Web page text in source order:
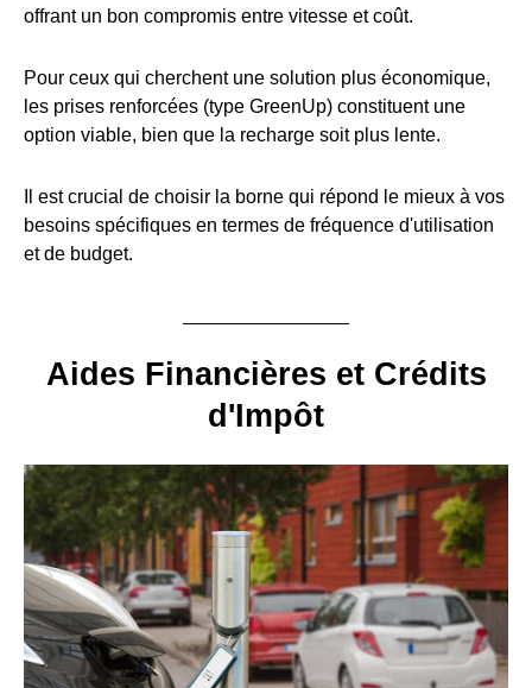
offrant un bon compromis entre vitesse et coût.
Pour ceux qui cherchent une solution plus économique,
les prises renforcées (type GreenUp) constituent une
option viable, bien que la recharge soit plus lente.
Il est crucial de choisir la borne qui répond le mieux à vos
besoins spécifiques en termes de fréquence d'utilisation
et de budget.
Aides Financières et Crédits
d'Impôt